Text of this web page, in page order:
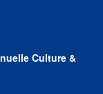
Culture &